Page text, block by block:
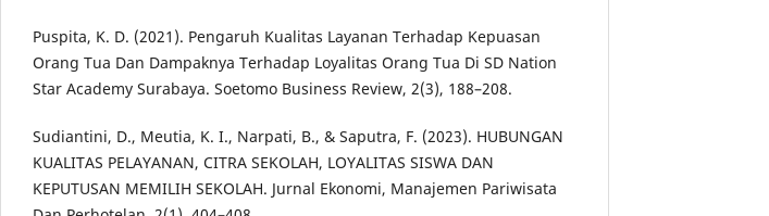
Puspita, K. D. (2021). Pengaruh Kualitas Layanan Terhadap Kepuasan
Orang Tua Dan Dampaknya Terhadap Loyalitas Orang Tua Di SD Nation
Star Academy Surabaya. Soetomo Business Review, 2(3), 188–208.
Sudiantini, D., Meutia, K. I., Narpati, B., & Saputra, F. (2023). HUBUNGAN
KUALITAS PELAYANAN, CITRA SEKOLAH, LOYALITAS SISWA DAN
KEPUTUSAN MEMILIH SEKOLAH. Jurnal Ekonomi, Manajemen Pariwisata